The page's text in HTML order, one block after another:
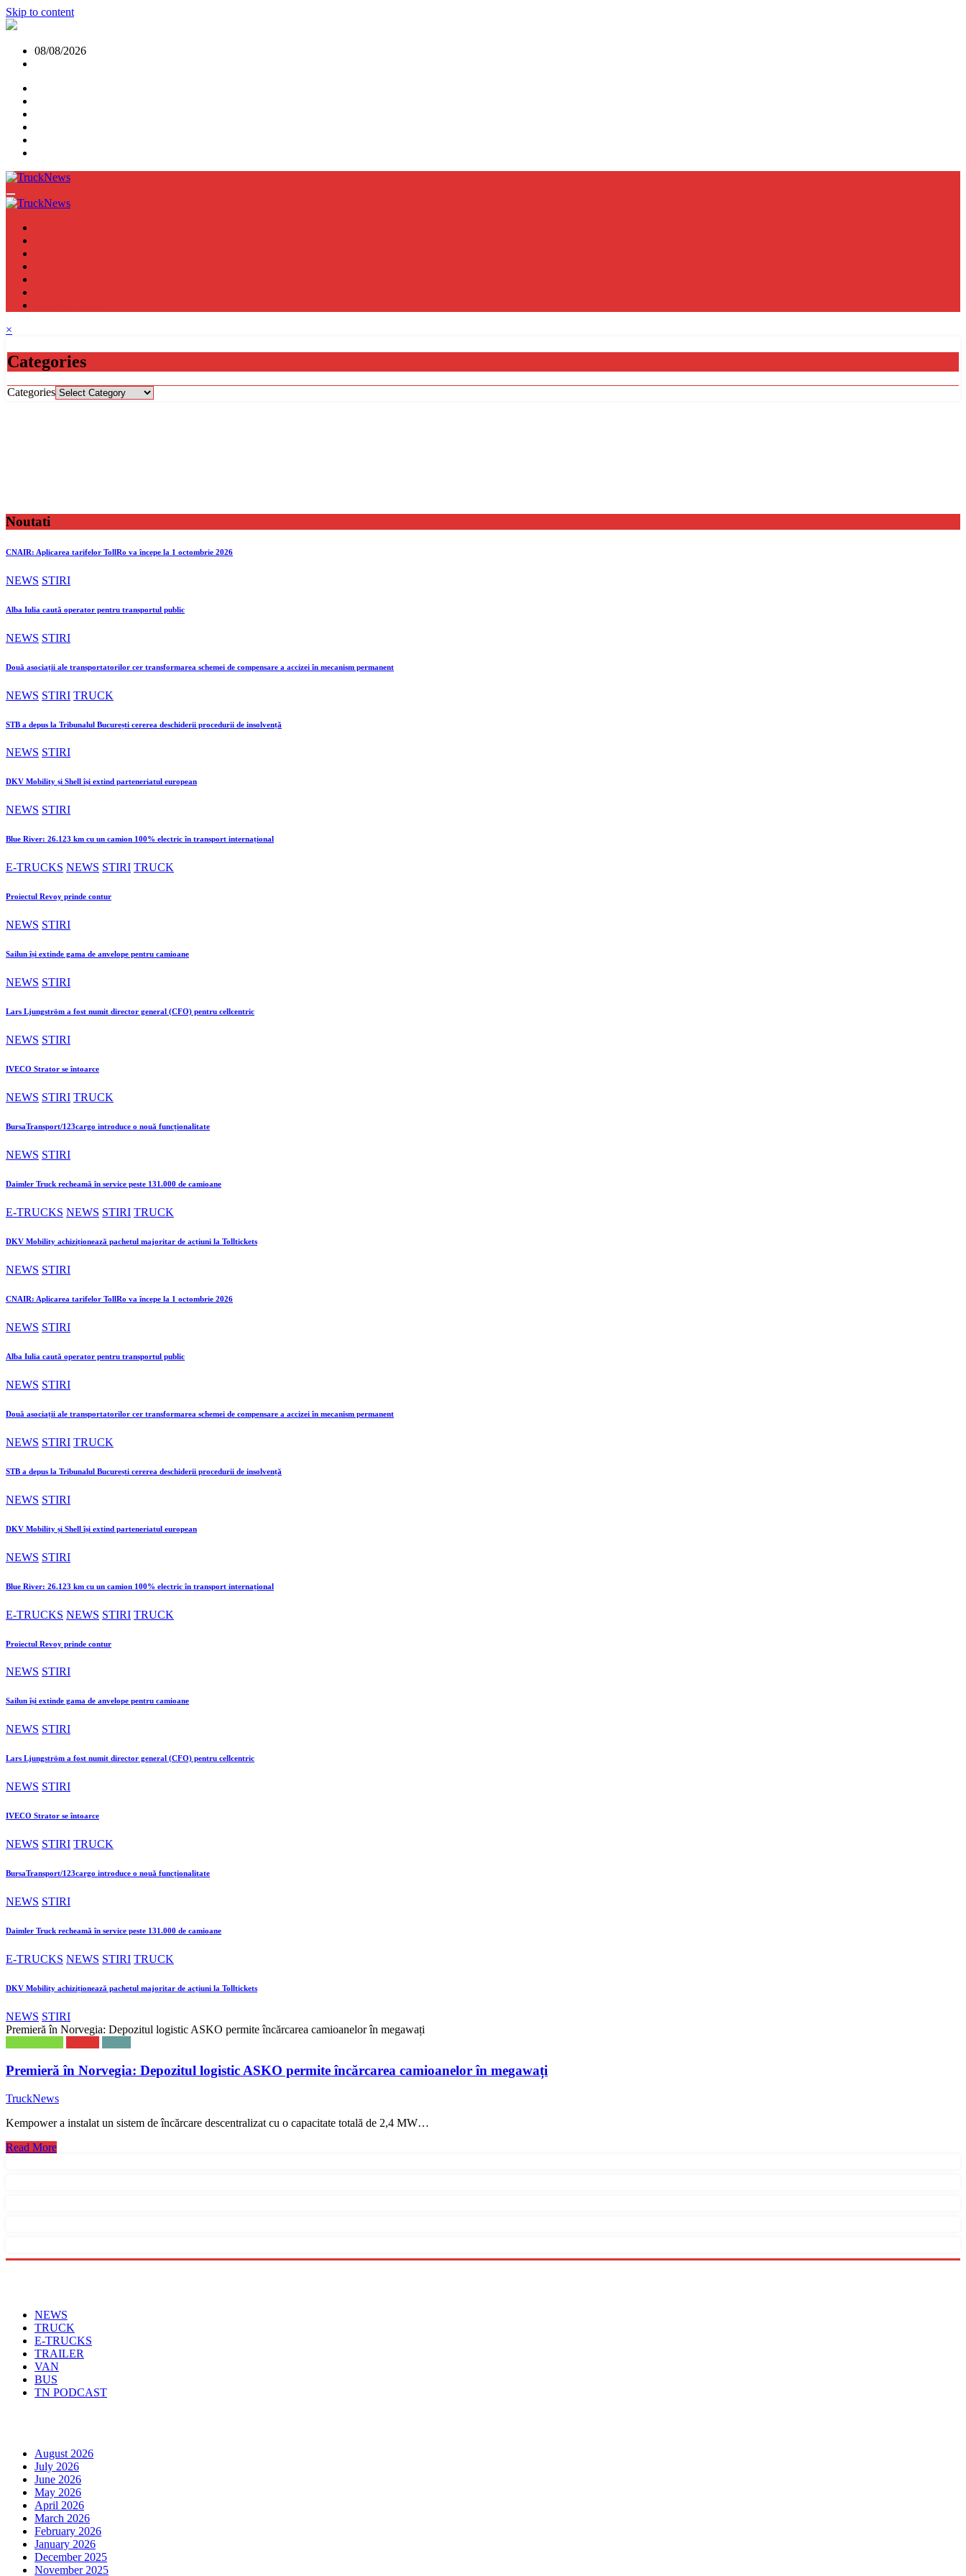
Skip to content
08/08/2026
×
Categories
Categories
Noutati
CNAIR: Aplicarea tarifelor TollRo va începe la 1 octombrie 2026
NEWS STIRI
Alba Iulia caută operator pentru transportul public
NEWS STIRI
Două asociații ale transportatorilor cer transformarea schemei de compensare a accizei în mecanism permanent
NEWS STIRI TRUCK
STB a depus la Tribunalul București cererea deschiderii procedurii de insolvență
NEWS STIRI
DKV Mobility și Shell își extind parteneriatul european
NEWS STIRI
Blue River: 26.123 km cu un camion 100% electric în transport internațional
E-TRUCKS NEWS STIRI TRUCK
Proiectul Revoy prinde contur
NEWS STIRI
Sailun își extinde gama de anvelope pentru camioane
NEWS STIRI
Lars Ljungström a fost numit director general (CFO) pentru cellcentric
NEWS STIRI
IVECO Strator se întoarce
NEWS STIRI TRUCK
BursaTransport/123cargo introduce o nouă funcționalitate
NEWS STIRI
Daimler Truck recheamă în service peste 131.000 de camioane
E-TRUCKS NEWS STIRI TRUCK
DKV Mobility achiziționează pachetul majoritar de acțiuni la Tolltickets
NEWS STIRI
CNAIR: Aplicarea tarifelor TollRo va începe la 1 octombrie 2026
NEWS STIRI
Alba Iulia caută operator pentru transportul public
NEWS STIRI
Două asociații ale transportatorilor cer transformarea schemei de compensare a accizei în mecanism permanent
NEWS STIRI TRUCK
STB a depus la Tribunalul București cererea deschiderii procedurii de insolvență
NEWS STIRI
DKV Mobility și Shell își extind parteneriatul european
NEWS STIRI
Blue River: 26.123 km cu un camion 100% electric în transport internațional
E-TRUCKS NEWS STIRI TRUCK
Proiectul Revoy prinde contur
NEWS STIRI
Sailun își extinde gama de anvelope pentru camioane
NEWS STIRI
Lars Ljungström a fost numit director general (CFO) pentru cellcentric
NEWS STIRI
IVECO Strator se întoarce
NEWS STIRI TRUCK
BursaTransport/123cargo introduce o nouă funcționalitate
NEWS STIRI
Daimler Truck recheamă în service peste 131.000 de camioane
E-TRUCKS NEWS STIRI TRUCK
DKV Mobility achiziționează pachetul majoritar de acțiuni la Tolltickets
NEWS STIRI
Premieră în Norvegia: Depozitul logistic ASKO permite încărcarea camioanelor în megawați
Premieră în Norvegia: Depozitul logistic ASKO permite încărcarea camioanelor în megawați
TruckNews
Kempower a instalat un sistem de încărcare descentralizat cu o capacitate totală de 2,4 MW…
Read More
NEWS
TRUCK
E-TRUCKS
TRAILER
VAN
BUS
TN PODCAST
August 2026
July 2026
June 2026
May 2026
April 2026
March 2026
February 2026
January 2026
December 2025
November 2025